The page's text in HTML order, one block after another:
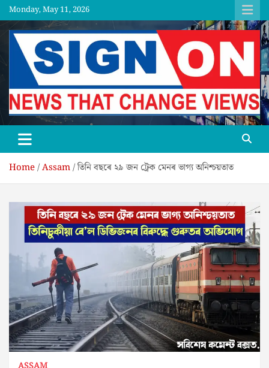
Skip
to
content
Monday, May 11, 2026
SGNON
Home Assam তিনি বছৰে ২৯ জন ট্ৰেক মেনৰ ভাগ্য অনিশ্চয়তাত